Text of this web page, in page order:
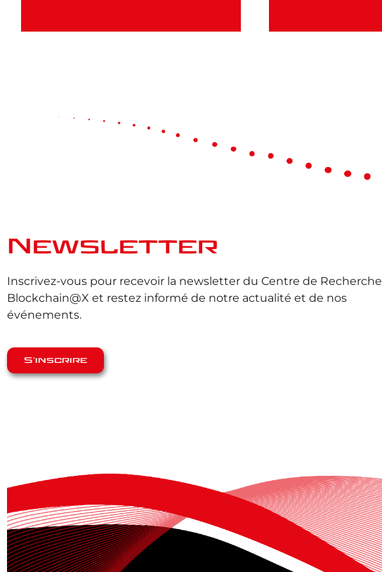
Newsletter
Inscrivez-vous pour recevoir la newsletter du Centre de Recherche
Blockchain@X et restez informé de notre actualité et de nos
événements.
S'inscrire